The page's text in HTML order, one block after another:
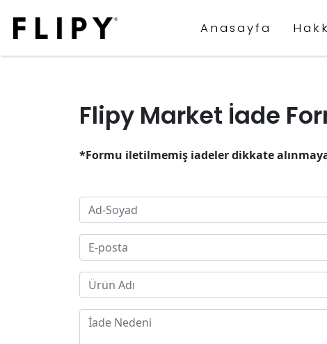
Anasayfa
Flipy Market İade
*Formu iletilmemiş iadeler dikkate